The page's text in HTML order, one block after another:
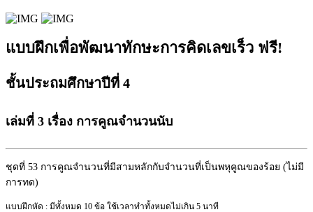
แบบฝึกเพื่อพัฒนาทักษะการคิดเลขเร็ว ฟรี!
ชั้นประถมศึกษาปีที่ 4
เล่มที่ 3 เรื่อง การคูณจำนวนนับ
ชุดที่ 53 การคูณจำนวนที่มีสามหลักกับจำนวนที่เป็นพหุคูณของร้อย (ไม่มี
การทด)
แบบฝึกหัด : มีทั้งหมด 10 ข้อ ใช้เวลาทำทั้งหมดไม่เกิน 5 นาที